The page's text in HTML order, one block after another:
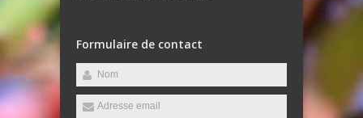
Formulaire de contact